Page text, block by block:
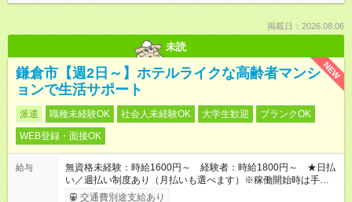
掲載日：2026.08.06
未読
NEW
鎌倉市【週2日～】ホテルライクな高齢者マンシ
ョンで生活サポート
派遣 職種未経験OK 社会人未経験OK 大学生歓迎
ブランクOK
WEB登録・面接OK
給与
無資格未経験：時給1600円～ 経験者：時給1800円～ ★日払
い／週払い制度あり（月払いも選べます）※稼働開始時は手続き
完了次第のお支払いとなります。
交通費別途支給あり